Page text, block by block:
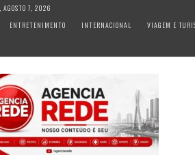
AGOSTO 7, 2026
ENTRETENIMENTO INTERNACIONAL VIAGEM E